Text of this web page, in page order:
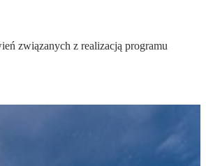
związanych z realizacją programu